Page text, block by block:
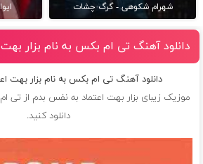
شهرام شکوهی - گرگ چشات
دانلود آهنگ تی ام بکس به نام بزار
دانلود آهنگ تی ام بکس به نام بزار بهت
موزیک زیبای بزار بهت اعتماد به نفس بدم از تی
دانلود کنید.